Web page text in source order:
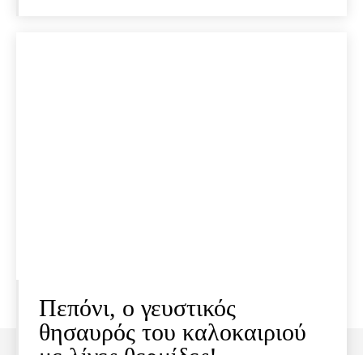
Πεπόνι, ο γευστικός
θησαυρός του καλοκαιριού